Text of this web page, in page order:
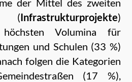
der Mittel des zweiten
(Infrastrukturprojekte)
Volumina für
und Schulen (33 %)
folgen die Kategorien
(17 %),